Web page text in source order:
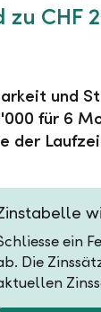
CHF
und
für 6
der
ein
Die